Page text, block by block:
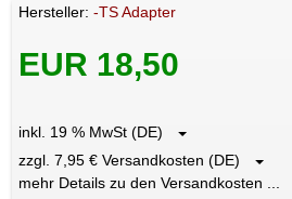
Hersteller:-TS Adapter
EUR 18,50
inkl. 19 % MwSt (DE)
zzgl. 7,95 € Versandkosten (DE)
mehr Details zu den Versandkosten ...